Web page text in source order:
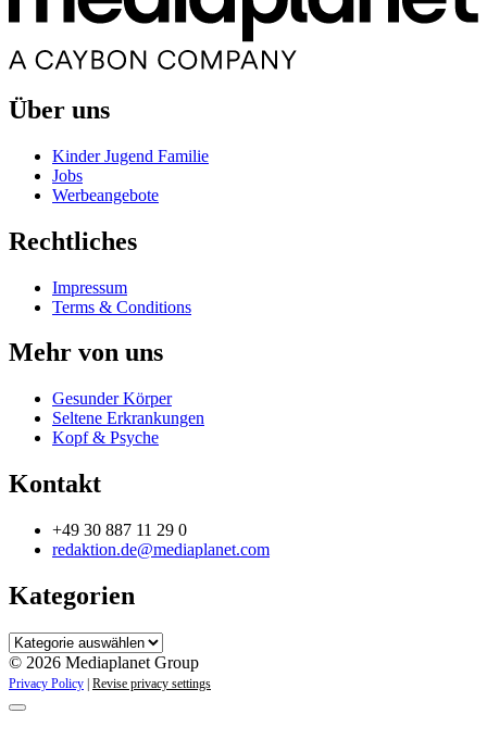
Über uns
Kinder Jugend Familie
Jobs
Werbeangebote
Rechtliches
Impressum
Terms & Conditions
Mehr von uns
Gesunder Körper
Seltene Erkrankungen
Kopf & Psyche
Kontakt
+49 30 887 11 29 0
redaktion.de@mediaplanet.com
Kategorien
Kategorien
© 2026 Mediaplanet Group
Privacy Policy Revise privacy settings